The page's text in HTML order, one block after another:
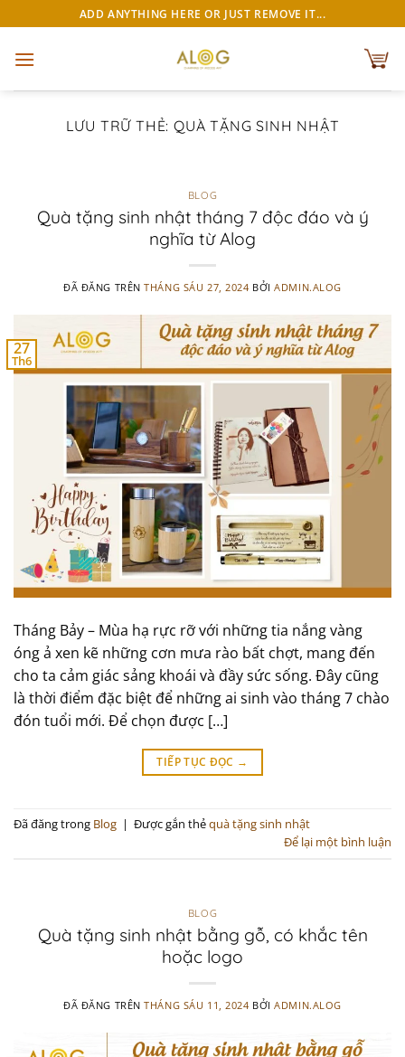
đến
nội
ADD ANYTHING HERE OR JUST REMOVE IT...
LƯU TRỮ THẺ: QUÀ TẶNG SINH NHẬT
BLOG
Quà tặng sinh nhật tháng 7 độc đáo và ý
nghĩa từ Alog
ĐÃ ĐĂNG TRÊNTHÁNG SÁU 27, 2024 BỞIADMIN.ALOG
27
Th6
Tháng Bảy – Mùa hạ rực rỡ với những tia nắng vàng
óng ả xen kẽ những cơn mưa rào bất chợt, mang đến
cho ta cảm giác sảng khoái và đầy sức sống. Đây cũng
là thời điểm đặc biệt để những ai sinh vào tháng 7 chào
đón tuổi mới. Để chọn được […]
TIẾP TỤC ĐỌC →
Đã đăng trong Blog | Được gắn thẻquà tặng sinh nhật
Để lại một bình luận
BLOG
Quà tặng sinh nhật bằng gỗ, có khắc tên
hoặc logo
ĐÃ ĐĂNG TRÊNTHÁNG SÁU 11, 2024 BỞIADMIN.ALOG